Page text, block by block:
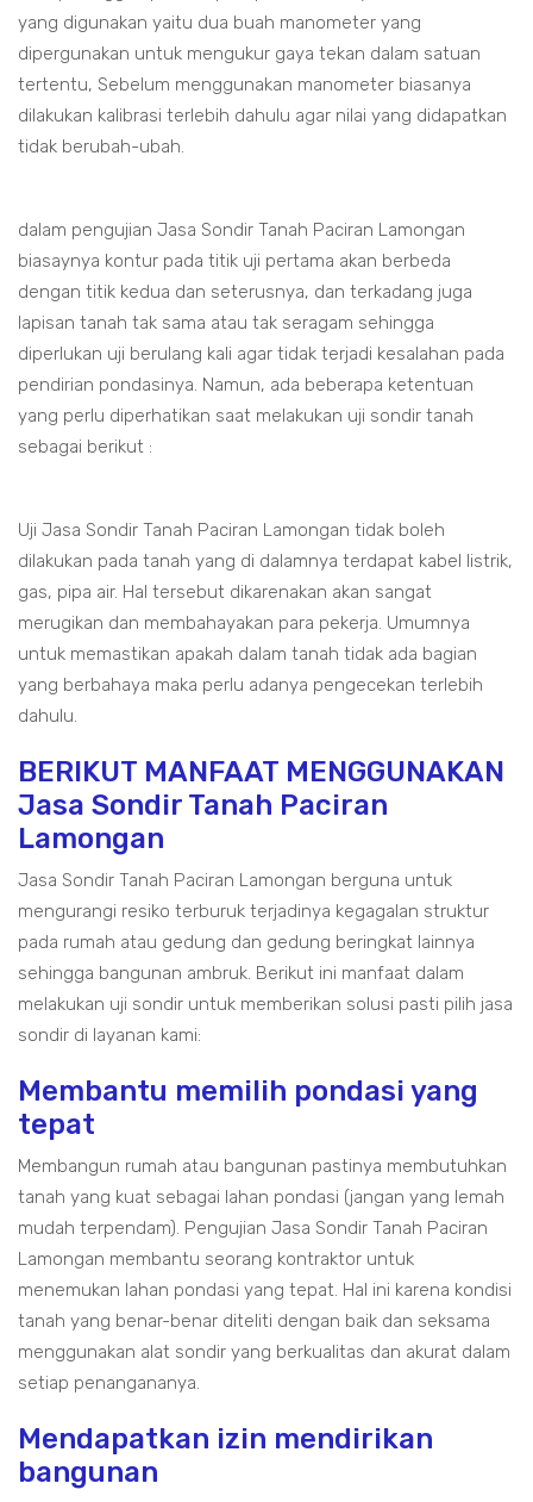
yang digunakan yaitu dua buah manometer yang
dipergunakan untuk mengukur gaya tekan dalam satuan
tertentu, Sebelum menggunakan manometer biasanya
dilakukan kalibrasi terlebih dahulu agar nilai yang didapatkan
tidak berubah-ubah.
dalam pengujian Jasa Sondir Tanah Paciran Lamongan
biasaynya kontur pada titik uji pertama akan berbeda
dengan titik kedua dan seterusnya, dan terkadang juga
lapisan tanah tak sama atau tak seragam sehingga
diperlukan uji berulang kali agar tidak terjadi kesalahan pada
pendirian pondasinya. Namun, ada beberapa ketentuan
yang perlu diperhatikan saat melakukan uji sondir tanah
sebagai berikut :
Uji Jasa Sondir Tanah Paciran Lamongan tidak boleh
dilakukan pada tanah yang di dalamnya terdapat kabel listrik,
gas, pipa air. Hal tersebut dikarenakan akan sangat
merugikan dan membahayakan para pekerja. Umumnya
untuk memastikan apakah dalam tanah tidak ada bagian
yang berbahaya maka perlu adanya pengecekan terlebih
dahulu.
BERIKUT MANFAAT MENGGUNAKAN
Jasa Sondir Tanah Paciran
Lamongan
Jasa Sondir Tanah Paciran Lamongan berguna untuk
mengurangi resiko terburuk terjadinya kegagalan struktur
pada rumah atau gedung dan gedung beringkat lainnya
sehingga bangunan ambruk. Berikut ini manfaat dalam
melakukan uji sondir untuk memberikan solusi pasti pilih jasa
sondir di layanan kami:
Membantu memilih pondasi yang
tepat
Membangun rumah atau bangunan pastinya membutuhkan
tanah yang kuat sebagai lahan pondasi (jangan yang lemah
mudah terpendam). Pengujian Jasa Sondir Tanah Paciran
Lamongan membantu seorang kontraktor untuk
menemukan lahan pondasi yang tepat. Hal ini karena kondisi
tanah yang benar-benar diteliti dengan baik dan seksama
menggunakan alat sondir yang berkualitas dan akurat dalam
setiap penangananya.
Mendapatkan izin mendirikan
bangunan